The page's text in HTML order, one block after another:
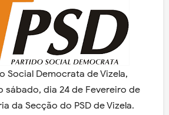
Social Democrata de Vizela,
sábado, dia 24 de Fevereiro de
da Secção do PSD de Vizela.